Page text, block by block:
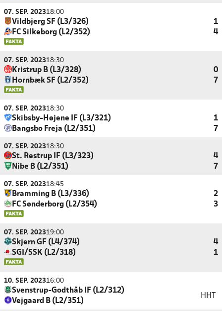
07. SEP. 202318:00
Vildbjerg SF (L3/326)
1
FC Silkeborg (L2/352)
4
07. SEP. 202318:30
Kristrup B (L3/328)
0
Hornbæk SF (L2/352)
7
07. SEP. 202318:30
Skibsby-Højene IF (L3/321)
1
Bangsbo Freja (L2/351)
7
07. SEP. 202318:30
St. Restrup IF (L3/323)
4
Nibe B (L2/351)
7
07. SEP. 202318:45
Bramming B (L3/336)
2
FC Sønderborg (L2/354)
3
07. SEP. 202319:00
Skjern GF (L4/374)
4
SGI/SSK (L2/318)
1
10. SEP. 202316:00
Svenstrup-Godthåb IF (L2/312)
Vejgaard B (L2/351)
HHT